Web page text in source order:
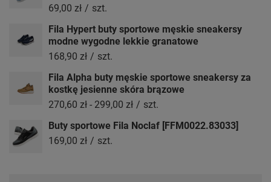
69,00 zł / szt.
Fila Hypert buty sportowe męskie sneakersy
modne wygodne lekkie granatowe
168,90 zł / szt.
Fila Alpha buty męskie sportowe sneakersy za
kostkę jesienne skóra brązowe
270,60 zł - 299,00 zł / szt.
Buty sportowe Fila Noclaf [FFM0022.83033]
169,00 zł / szt.